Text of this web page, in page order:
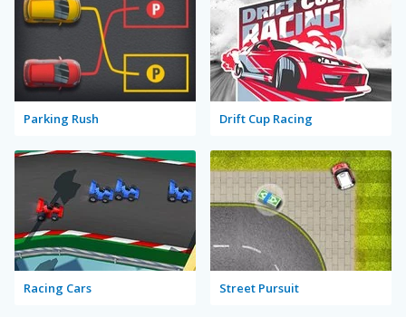
Parking Rush Drift Cup Racing
Racing Cars Street Pursuit